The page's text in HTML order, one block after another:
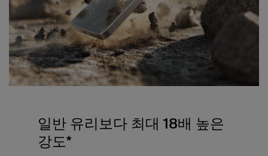
일반 유리보다 최대 18배 높은
강도*